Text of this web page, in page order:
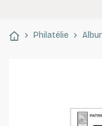
Philatélie